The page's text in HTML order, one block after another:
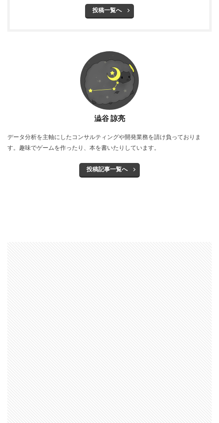
投稿一覧へ
澁谷 諒亮
データ分析を主軸にしたコンサルティングや開発業務を請け負っておりま
す。趣味でゲームを作ったり、本を書いたりしています。
投稿記事一覧へ